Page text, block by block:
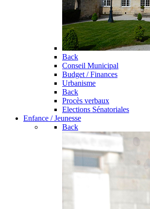
Back
Conseil Municipal
Budget / Finances
Urbanisme
Back
Procès verbaux
Elections Sénatoriales
Enfance / Jeunesse
Back